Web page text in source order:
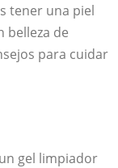
tener una piel
belleza de
para cuidar
gel limpiador